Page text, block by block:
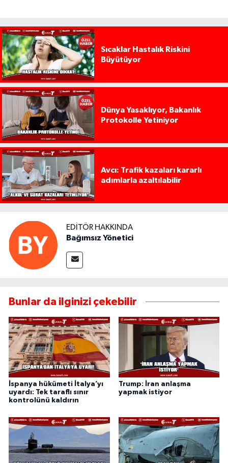
Sıcaklar Hastalık Riskini
Büyütüyor
Dünya Yasaklıyor, Bakanlık
Protokolle Yetiniyor
Avcı: Trafik kazaları kararlı
adımlarla azaltılabilir
EDITÖR HAKKINDA
Bağımsız Yönetici
Bunlar da ilginizi çekebilir
İspanya hükümeti İtalya’yı
uyardı: Tek taraflı sınır
kontrolünü kaldırın
Trump: İran anlaşma
yapmak istiyor